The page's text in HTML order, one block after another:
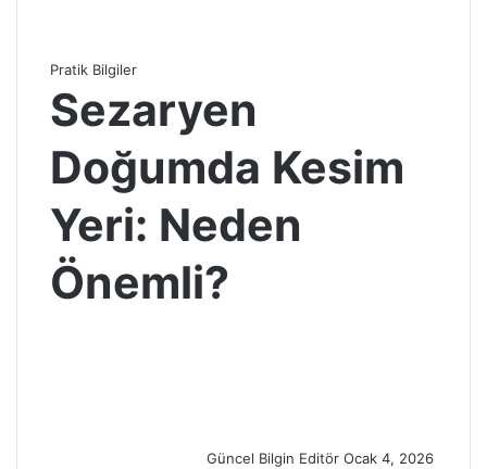
Pratik Bilgiler
Sezaryen
Doğumda Kesim
Yeri: Neden
Önemli?
Güncel Bilgin Editör e
Ocak 4, 2026